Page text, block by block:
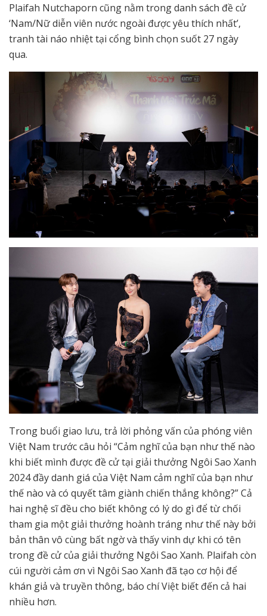
Plaifah Nutchaporn cũng nằm trong danh sách đề cử
‘Nam/Nữ diễn viên nước ngoài được yêu thích nhất’,
tranh tài náo nhiệt tại cổng bình chọn suốt 27 ngày
qua.
Trong buổi giao lưu, trả lời phỏng vấn của phóng viên
Việt Nam trước câu hỏi “Cảm nghĩ của bạn như thế nào
khi biết mình được đề cử tại giải thưởng Ngôi Sao Xanh
2024 đầy danh giá của Việt Nam cảm nghĩ của bạn như
thế nào và có quyết tâm giành chiến thắng không?” Cả
hai nghệ sĩ đều cho biết không có lý do gì để từ chối
tham gia một giải thưởng hoành tráng như thế này bởi
bản thân vô cùng bất ngờ và thấy vinh dự khi có tên
trong đề cử của giải thưởng Ngôi Sao Xanh. Plaifah còn
cúi người cảm ơn vì Ngôi Sao Xanh đã tạo cơ hội để
khán giả và truyền thông, báo chí Việt biết đến cả hai
nhiều hơn.